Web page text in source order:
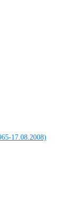
17.08.2008)